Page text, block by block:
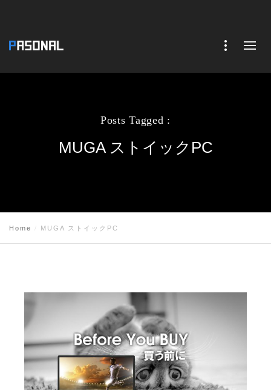
Posts Tagged :
MUGA ストイックPC
Home MUGA ストイックPC